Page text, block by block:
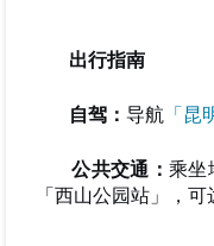
出行指南
自驾： 导航 「
公共交通：乘坐
「西山公园站」，可